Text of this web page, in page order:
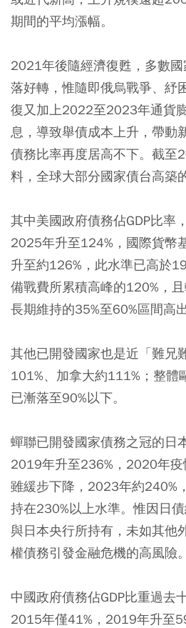
期間的平均漲幅。
2021年後隨經濟復甦，多數
落好轉，惟隨即俄烏戰爭、紓
復又加上2022至2023年通貨
息，導致舉債成本上升，帶動
債務比率再度居高不下。截至
料，全球大部分國家債台高築
其中美國政府債務佔GDP比率
2025年升至124%，國際貨幣
升至約126%，此水準已高於
備戰費所累積高峰的120%，
長期維持的35%至60%區間高
其他已開發國家也是近「難兄
101%、加拿大約111%；整體
已漸落至90%以下。
蟬聯已開發國家債務之冠的日
2019年升至236%，2020年
雖緩步下降，2023年約240%
持在230%以上水準。惟因日
與日本央行所持有，未如其他
權債務引發金融危機的高風險。
中國政府債務佔GDP比重過去
2015年僅41%，2019年升至